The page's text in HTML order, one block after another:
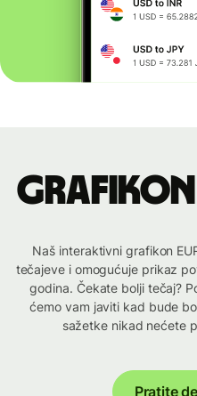
Grafikon
Naš interaktivni grafikon
tečajeve i omogućuje prikaz
godina. Čekate bolji tečaj?
ćemo vam javiti kad bude
sažetke nikad nećete
Pratite